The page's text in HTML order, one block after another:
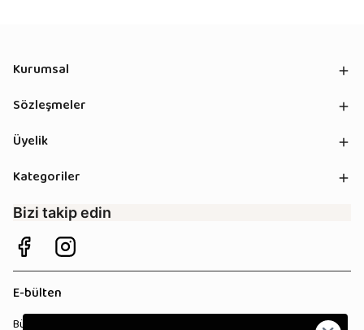
Kurumsal
Sözleşmeler
Üyelik
Kategoriler
Bizi takip edin
E-bülten
Bültenimize kaydolun, tüm kampanyalardan anında haberdar olun!